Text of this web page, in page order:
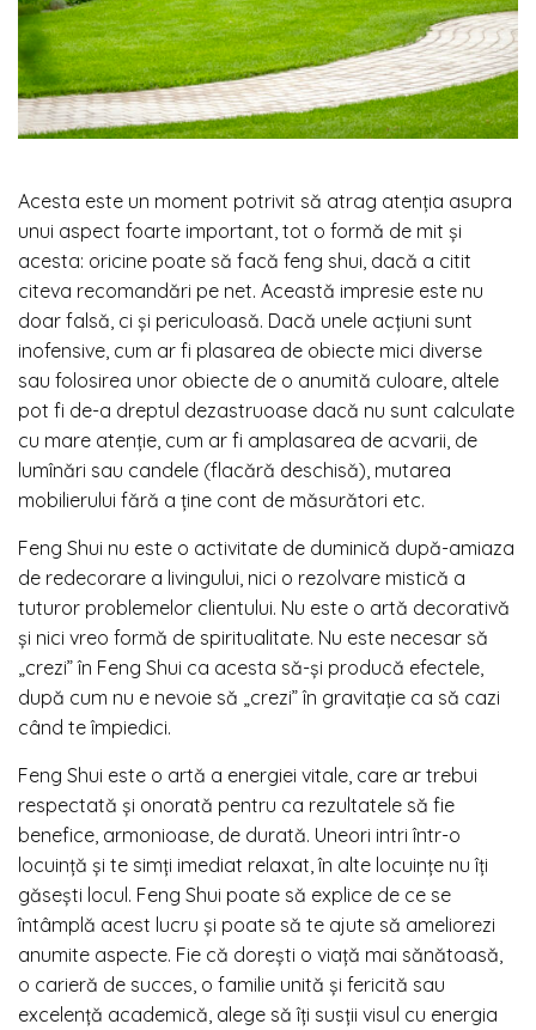
Acesta este un moment potrivit să atrag atenția asupra
unui aspect foarte important, tot o formă de mit și
acesta: oricine poate să facă feng shui, dacă a citit
citeva recomandări pe net. Această impresie este nu
doar falsă, ci și periculoasă. Dacă unele acțiuni sunt
inofensive, cum ar fi plasarea de obiecte mici diverse
sau folosirea unor obiecte de o anumită culoare, altele
pot fi de-a dreptul dezastruoase dacă nu sunt calculate
cu mare atenție, cum ar fi amplasarea de acvarii, de
lumînări sau candele (flacără deschisă), mutarea
mobilierului fără a ține cont de măsurători etc.
Feng Shui nu este o activitate de duminică după-amiaza
de redecorare a livingului, nici o rezolvare mistică a
tuturor problemelor clientului. Nu este o artă decorativă
și nici vreo formă de spiritualitate. Nu este necesar să
„crezi” în Feng Shui ca acesta să-și producă efectele,
după cum nu e nevoie să „crezi” în gravitație ca să cazi
când te împiedici.
Feng Shui este o artă a energiei vitale, care ar trebui
respectată și onorată pentru ca rezultatele să fie
benefice, armonioase, de durată. Uneori intri într-o
locuință și te simți imediat relaxat, în alte locuințe nu îți
găsești locul. Feng Shui poate să explice de ce se
întâmplă acest lucru și poate să te ajute să ameliorezi
anumite aspecte. Fie că dorești o viață mai sănătoasă,
o carieră de succes, o familie unită și fericită sau
excelență academică, alege să îți susții visul cu energia